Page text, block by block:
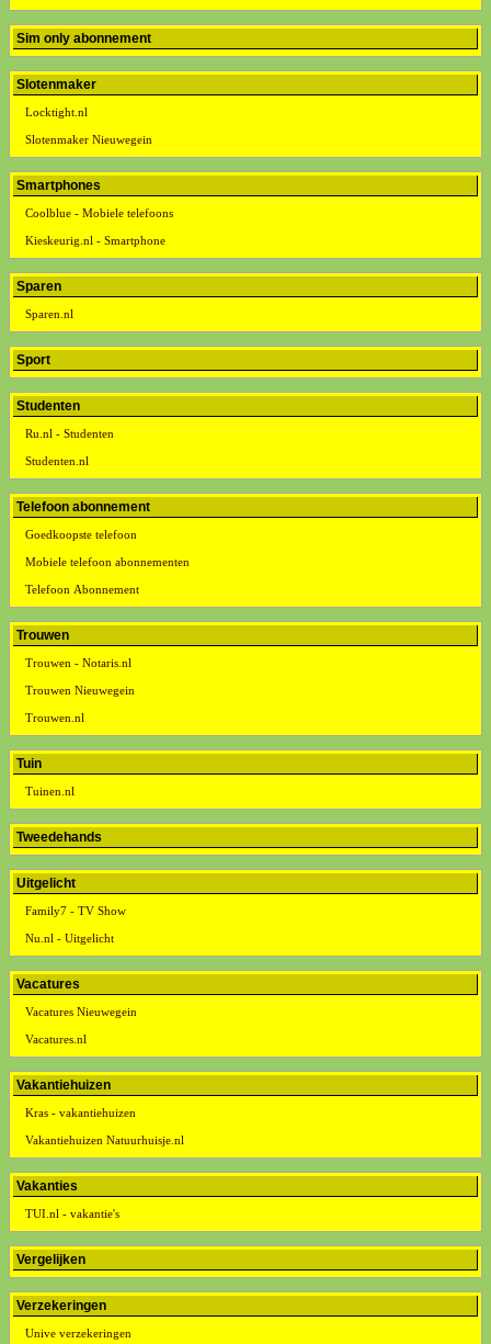
Sim only abonnement
Slotenmaker
Locktight.nl
Slotenmaker Nieuwegein
Smartphones
Coolblue - Mobiele telefoons
Kieskeurig.nl - Smartphone
Sparen
Sparen.nl
Sport
Studenten
Ru.nl - Studenten
Studenten.nl
Telefoon abonnement
Goedkoopste telefoon
Mobiele telefoon abonnementen
Telefoon Abonnement
Trouwen
Trouwen - Notaris.nl
Trouwen Nieuwegein
Trouwen.nl
Tuin
Tuinen.nl
Tweedehands
Uitgelicht
Family7 - TV Show
Nu.nl - Uitgelicht
Vacatures
Vacatures Nieuwegein
Vacatures.nl
Vakantiehuizen
Kras - vakantiehuizen
Vakantiehuizen Natuurhuisje.nl
Vakanties
TUI.nl - vakantie's
Vergelijken
Verzekeringen
Unive verzekeringen